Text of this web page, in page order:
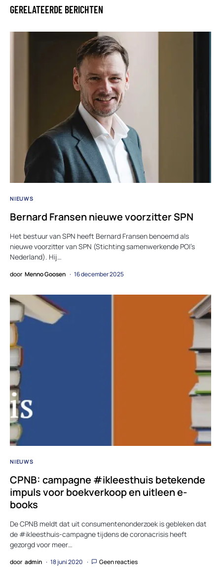
GERELATEERDE BERICHTEN
NIEUWS
Bernard Fransen nieuwe voorzitter SPN
Het bestuur van SPN heeft Bernard Fransen benoemd als
nieuwe voorzitter van SPN (Stichting samenwerkende POI’s
Nederland). Hij…
door Menno Goosen 16 december 2025
NIEUWS
CPNB: campagne #ikleesthuis betekende
impuls voor boekverkoop en uitleen e-
books
De CPNB meldt dat uit consumentenonderzoek is gebleken dat
de #ikleesthuis-campagne tijdens de coronacrisis heeft
gezorgd voor meer…
door admin 18 juni 2020 Geen reacties